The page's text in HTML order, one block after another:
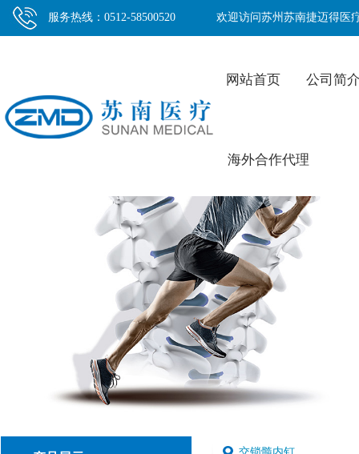
服务热线：0512-58500520 欢迎访问苏州苏南捷迈得医
网站首页 公司简
海外合作代理